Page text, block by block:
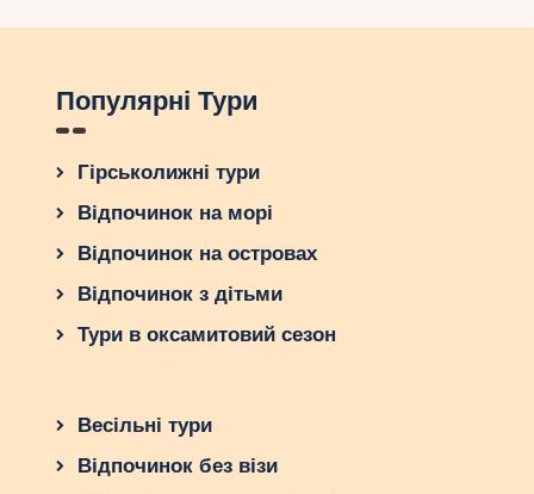
Популярні Тури
Гірськолижні тури
Відпочинок на морі
Відпочинок на островах
Відпочинок з дітьми
Тури в оксамитовий сезон
Весільні тури
Відпочинок без візи